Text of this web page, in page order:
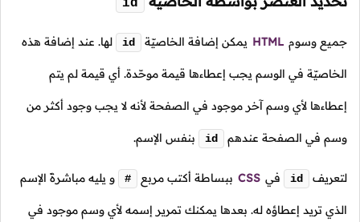
id
جميع وسوم HTML يمكن إضافة الخاصيّة id لها. عند إضافة هذه
الخاصيّة في الوسم يجب إعطاءها قيمة موحّدة. أي قيمة لم يتم
إعطاءها لأي وسم آخر موجود في الصفحة لأنه لا يجب وجود أكثر من
وسم في الصفحة عندهم id بنفس الإسم.
لتعريف id في CSS ببساطة أكتب مربع # و يليه مباشرةً الإسم
الذي تريد إعطاؤه له. بعدها يمكنك تمرير إسمه لأي وسم موجود في